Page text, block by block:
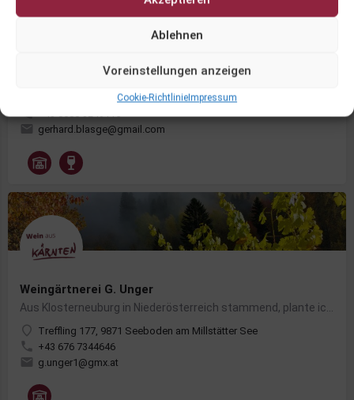
Ablehnen
Voreinstellungen anzeigen
Cookie-RichtlinieImpressum
St.-Ulrich, 9560 Feldkirchen in Kärnten
+43 0680 3249115
gerhard.blasge@gmail.com
Weingärtnerei G. Unger
Treffling 177, 9871 Seeboden am Millstätter See
+43 676 7344646
g.unger1@gmx.at